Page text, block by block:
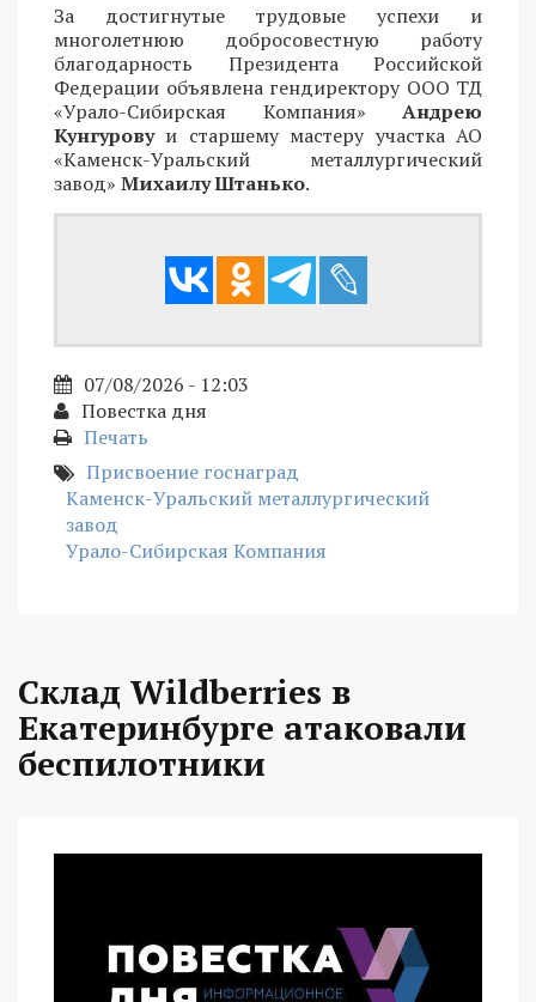
За достигнутые трудовые успехи и
многолетнюю добросовестную работу
благодарность Президента Российской
Федерации объявлена гендиректору ООО ТД
«Урало-Сибирская Компания» Андрею
Кунгуровуи старшему мастеру участка АО
«Каменск-Уральский металлургический
завод» Михаилу Штанько.
07/08/2026 - 12:03
Повестка дня
Печать
Присвоение госнаград
Каменск-Уральский металлургический
завод
Урало-Сибирская Компания
Склад Wildberries в
Екатеринбурге атаковали
беспилотники